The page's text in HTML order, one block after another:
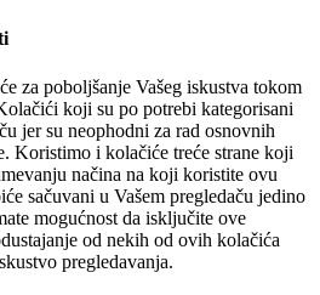
za poboljšanje Vašeg iskustva tokom
koji su po potrebi kategorisani
jer su neophodni za rad osnovnih
Koristimo i kolačiće treće strane koji
načina na koji koristite ovu
sačuvani u Vašem pregledaču jedino
mogućnost da isključite ove
od nekih od ovih kolačića
pregledavanja.